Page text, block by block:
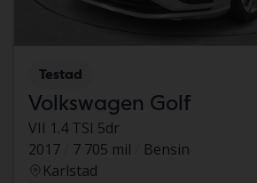
Testad
Volkswagen Golf
VII 1.4 TSI 5dr
2017
7 705 mil
Bensin
Karlstad